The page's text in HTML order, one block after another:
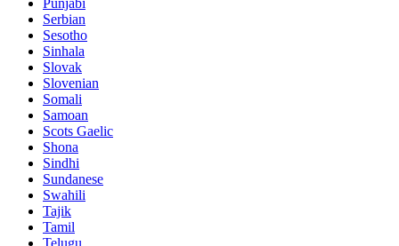
Punjabi
Serbian
Sesotho
Sinhala
Slovak
Slovenian
Somali
Samoan
Scots Gaelic
Shona
Sindhi
Sundanese
Swahili
Tajik
Tamil
Telugu